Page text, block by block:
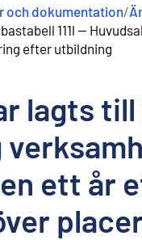
och dokumentation/
111l --
efter utbildning
lagts till
ett år